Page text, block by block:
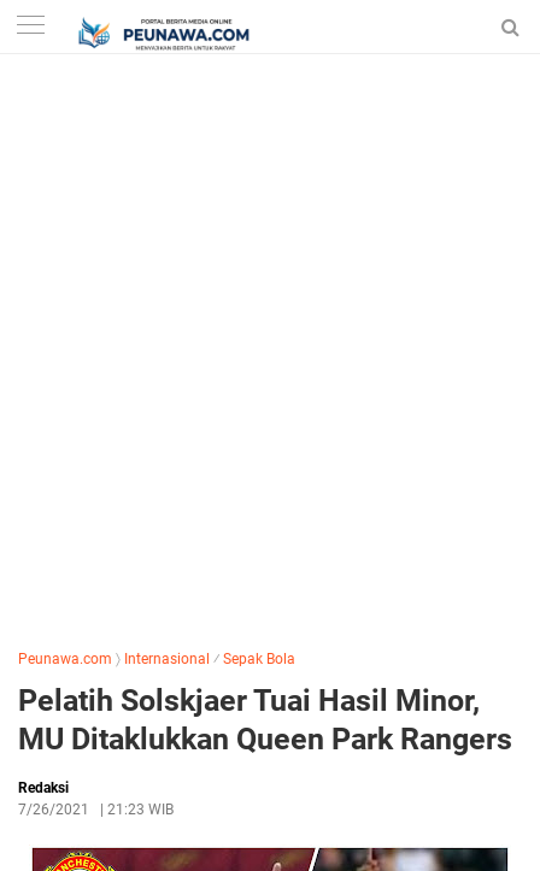
Peunawa.com 〉 Internasional ⁄ Sepak Bola
Pelatih Solskjaer Tuai Hasil Minor,
MU Ditaklukkan Queen Park Rangers
Redaksi
7/26/2021
21:23 WIB